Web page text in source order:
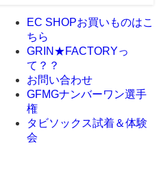
EC SHOPお買いものはこ
ちら
GRIN★FACTORYっ
て？？
お問い合わせ
GFMGナンバーワン選手
権
タビソックス試着＆体験
会